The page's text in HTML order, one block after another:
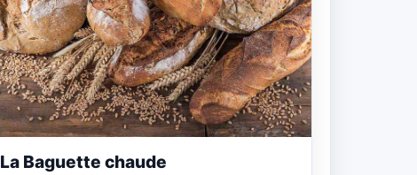
La Baguette chaude